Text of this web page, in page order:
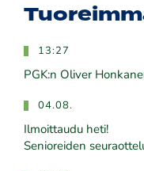
13:27
PGK:n Oliver
04.08.
Ilmoittaudu heti!
​​​​​​​Senioreiden